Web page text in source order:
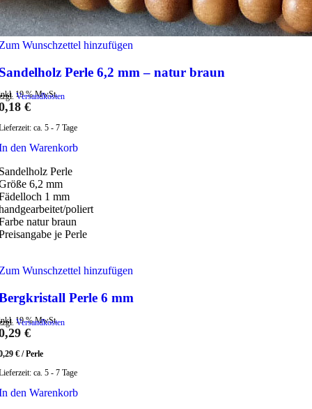
Wunschzettel hinzufügen
Perle 6,2 mm – natur braun
19 % MwSt.
Versandkosten
€
ca. 5 - 7 Tage
den Warenkorb
Perle
6,2 mm
1 mm
poliert
natur braun
je Perle
Wunschzettel hinzufügen
Perle 6 mm
19 % MwSt.
Versandkosten
€
€ /Perle
ca. 5 - 7 Tage
den Warenkorb